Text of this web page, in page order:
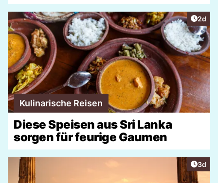
2d
Kulinarische Reisen
Diese Speisen aus Sri Lanka
sorgen für feurige Gaumen
3d